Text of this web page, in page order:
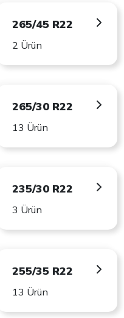
265/45 R22
2 Ürün
265/30 R22
13 Ürün
235/30 R22
3 Ürün
255/35 R22
13 Ürün